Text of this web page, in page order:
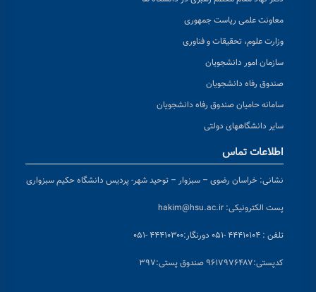
معاونت علمی ریاست جمهوری
وزارت علوم، تحقیقات و فناوری
سازمان امور دانشجویان
صندوق رفاه دانشجویان
سامانه حامیان صندوق رفاه دانشجویان
سایر دانشگاههای دولتی
اطلاعات تماس
نشانی: خراسان رضوی – سبزوار – توحید شهر- پردیس دانشگاه حکیم سبزواری
پست الکترونیکی: hakim@hsu.ac.ir
تلفن : ۴۴۴۱۰۱۰۴ -۰۵۱ دورنگار:۴۴۴۱۰۳۰۰ -۰۵۱
کدپستی:۹۶۱۷۹۷۶۴۸۷ صندوق پستی:۳۹۷